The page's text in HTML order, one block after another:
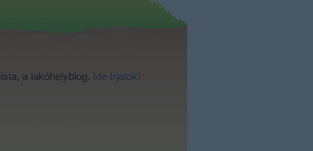
a lakóhelyblog. Ide írjatok!